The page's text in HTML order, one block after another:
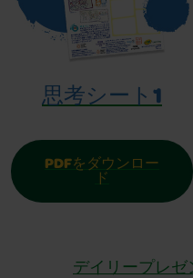
思考シート1
PDFをダウンロー
ド
デイリープレ